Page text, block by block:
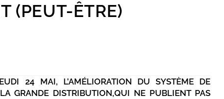
(PEUT-ÊTRE)
24 MAI, L’AMÉLIORATION DU SYSTÈME DE
GRANDE DISTRIBUTION,QUI NE PUBLIENT PAS